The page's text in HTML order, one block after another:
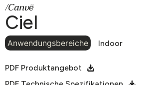
/Canvë
Ciel
Anwendungsbereiche Indoor
PDF Produktangebot